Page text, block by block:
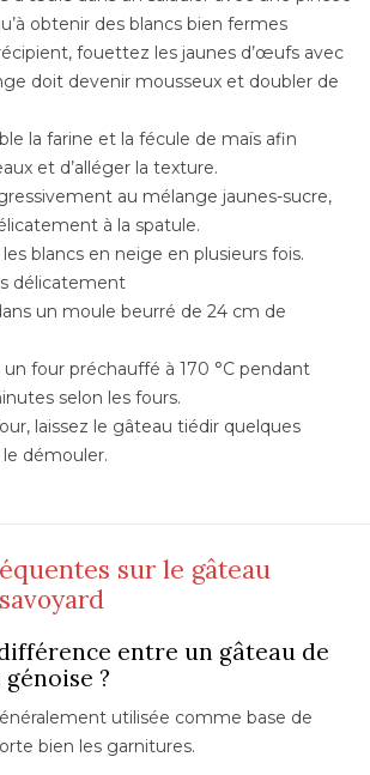
obtenir des blancs bien fermes
fouettez les jaunes d’œufs avec
doit devenir mousseux et doubler de
la farine et la fécule de maïs afin
et d’alléger la texture.
au mélange jaunes-sucre,
à la spatule.
blancs en neige en plusieurs fois.
délicatement
un moule beurré de 24 cm de
un four préchauffé à 170 °C pendant
selon les fours.
laissez le gâteau tiédir quelques
démouler.
sur le gâteau
entre un gâteau de
?
utilisée comme base de
bien les garnitures.